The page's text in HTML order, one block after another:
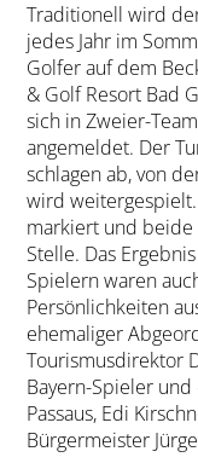
Traditionell wird
jedes Jahr im
Golfer auf dem
& Golf Resort Bad
sich in Zweier-
angemeldet. Der
schlagen ab, von
wird
markiert und
Stelle. Das
Spielern waren
Persönlichkeiten
ehemaliger
Tourismusdirektor
Bayern-Spieler
Passaus, Edi
Bürgermeister